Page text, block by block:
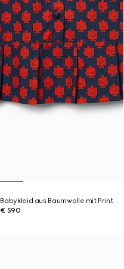
Babykleid aus Baumwolle mit Print
€ 590